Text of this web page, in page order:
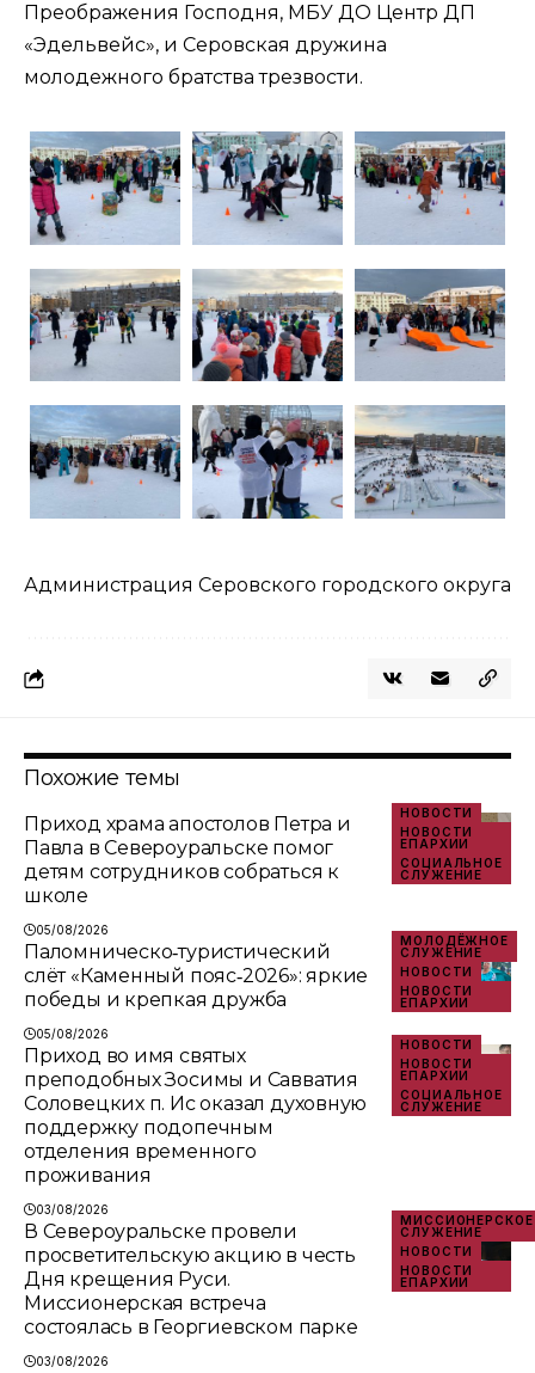
Преображения Господня, МБУ ДО Центр ДП
«Эдельвейс», и Серовская дружина
молодежного братства трезвости.
Администрация Серовского городского округа
Похожие темы
НОВОСТИ
НОВОСТИ
ЕПАРХИИ
СОЦИАЛЬНОЕ
СЛУЖЕНИЕ
Приход храма апостолов Петра и
Павла в Североуральске помог
детям сотрудников собраться к
школе
05/08/2026
МОЛОДЁЖНОЕ
СЛУЖЕНИЕ
НОВОСТИ
НОВОСТИ
ЕПАРХИИ
Паломническо‑туристический
слёт «Каменный пояс‑2026»: яркие
победы и крепкая дружба
05/08/2026
НОВОСТИ
НОВОСТИ
ЕПАРХИИ
СОЦИАЛЬНОЕ
СЛУЖЕНИЕ
Приход во имя святых
преподобных Зосимы и Савватия
Соловецких п. Ис оказал духовную
поддержку подопечным
отделения временного
проживания
03/08/2026
МИССИОНЕРСКОЕ
СЛУЖЕНИЕ
НОВОСТИ
НОВОСТИ
ЕПАРХИИ
В Североуральске провели
просветительскую акцию в честь
Дня крещения Руси.
Миссионерская встреча
состоялась в Георгиевском парке
03/08/2026